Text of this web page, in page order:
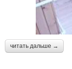
читать дальше →